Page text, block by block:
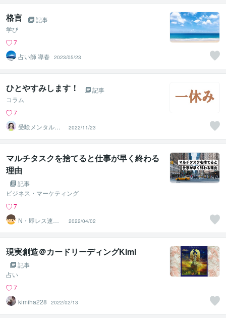
格言
記事
学び
7
占い師 導春
2023/05/23
ひとやすみします！
記事
コラム
7
受験メンタルト
レーナー イロ
ハル
2022/11/23
マルチタスクを捨てると仕事が早く終わる
理由
記事
ビジネス・マーケティング
7
N・即レス速対
2022/04/02
現実創造＠カードリーディングKimi
記事
占い
7
kimiha228
2022/02/13